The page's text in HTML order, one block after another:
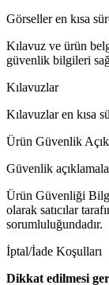
Görseller en kısa
Kılavuz ve ürün
güvenlik bilgileri
Kılavuzlar
Kılavuzlar en kısa
Ürün Güvenlik
Güvenlik
Ürün Güvenliği
olarak satıcılar
sorumluluğundadır.
İptal/İade Koşulları
Dikkat edilmesi